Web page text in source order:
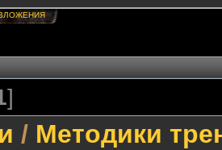
]
/ Методики